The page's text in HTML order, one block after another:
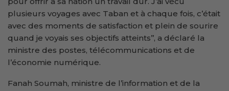
plusieurs voyages avec Taban et à chaque fois, c’était
avec des moments de satisfaction et plein de sourire
quand je voyais ses objectifs atteints’’, a déclaré la
ministre des postes, télécommunications et de
l’économie numérique.
Fanah Soumah, ministre de l’information et de la